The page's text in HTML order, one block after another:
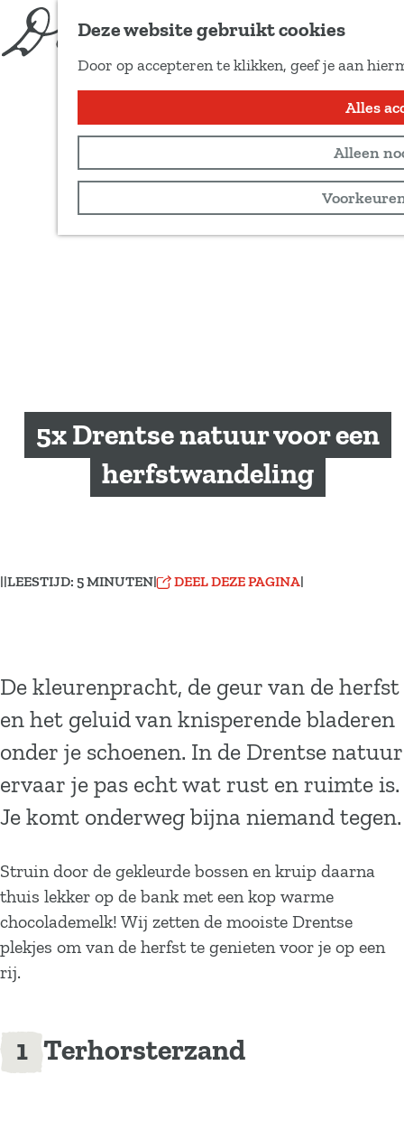
Deze website gebruikt cookies
Door op accepteren te klikken, geef je aan
Alles
Alleen
5x Drentse natuur voor een
herfstwandeling
||LEESTIJD: 5 MINUTEN| DEEL DEZE PAGINA|
De kleurenpracht, de geur van de herfst
en het geluid van knisperende bladeren
onder je schoenen. In de Drentse natuur
ervaar je pas echt wat rust en ruimte is.
Je komt onderweg bijna niemand tegen.
Struin door de gekleurde bossen en kruip daarna
thuis lekker op de bank met een kop warme
chocolademelk! Wij zetten de mooiste Drentse
plekjes om van de herfst te genieten voor je op een
rij.
Terhorsterzand